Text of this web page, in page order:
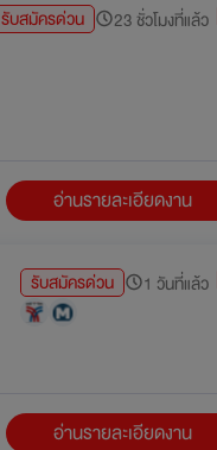
รับสมัครด่วน 23 ชั่วโมงที่แล้ว
อ่านรายละเอียดงาน
รับสมัครด่วน 1 วันที่แล้ว
อ่านรายละเอียดงาน